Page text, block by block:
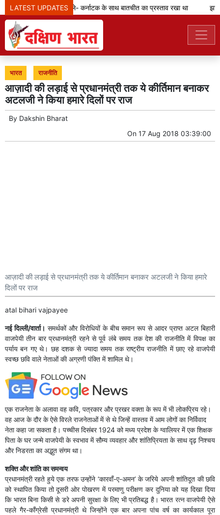
LATEST UPDATES
कावेरी मुद्दा: विजय बोले- कर्नाटक के साथ बातचीत का प्रस्ताव रखा था
भारत राजनीति
आज़ादी की लड़ाई से प्रधानमंत्री तक ये कीर्तिमान बनाकर
अटलजी ने किया हमारे दिलों पर राज
By Dakshin Bharat
On 17 Aug 2018 03:39:00
आज़ादी की लड़ाई से प्रधानमंत्री तक ये कीर्तिमान बनाकर अटलजी ने किया हमारे
दिलों पर राज
atal bihari vajpayee
नई दिल्ली/वार्ता। समर्थकों और विरोधियों के बीच समान रूप से आदर प्राप्त अटल बिहारी
वाजपेयी तीन बार प्रधानमंत्री रहने से पूर्व लंबे समय तक देश की राजनीति में विपक्ष का
पर्याय बन गए थे। छह दशक से ज्यादा समय तक राष्ट्रीय राजनीति में छाए रहे वाजपेयी
स्वच्छ छवि वाले नेताओं की अग्रणी पंक्ति में शामिल थे।
एक राजनेता के अलावा वह कवि, पत्रकार और प्रखर वक्ता के रूप में भी लोकप्रिय रहे।
वह आज के दौर के ऐसे विरले राजनेताओं में से थे जिन्हें वास्तव में आम लोगों का निर्विवाद
नेता कहा जा सकता है। पच्चीस दिसंबर 1924 को मध्य प्रदेश के ग्वालियर में एक शिक्षक
पिता के घर जन्मे वाजपेयी के स्वभाव में सौम्य व्यवहार और शांतिप्रियता के साथ दृढ़ निश्चय
और निडरता का अद्भुत संगम था।
शक्ति और शांति का समन्वय
प्रधानमंत्री रहते हुये एक तरफ उन्होंने ‘कारवाँ-ए-अमन’ के जरिये अपनी शांतिदूत की छवि
को स्थापित किया तो दूसरी ओर पोखरण में परमाणु परीक्षण कर दुनिया को यह दिखा दिया
कि भारत बिना किसी से डरे अपनी सुरक्षा के लिए भी प्रतिबद्ध है। भारत रत्न वाजपेयी ऐसे
पहले गैर-काँग्रेसी प्रधानमंत्री थे जिन्होंने एक बार अपना पांच वर्ष का कार्यकाल पूरा